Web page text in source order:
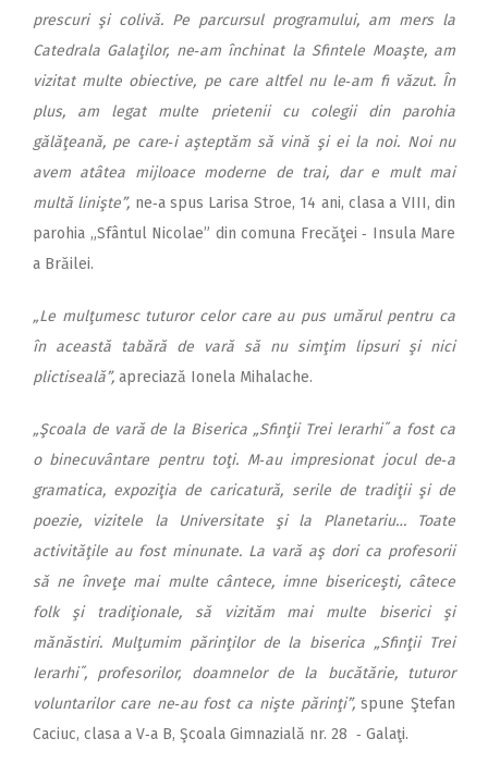
prescuri şi colivă. Pe parcursul programului, am mers la
Catedrala Galaţilor, ne‑am închinat la Sfintele Moaşte, am
vi­zitat multe obiective, pe care altfel nu le‑am fi văzut. În
plus, am legat multe prietenii cu colegii din parohia
gălăţeană, pe care‑i aşteptăm să vină şi ei la noi. Noi nu
avem atâtea mijloace moderne de trai, dar e mult mai
multă linişte”, ne‑a spus Larisa Stroe, 14 ani, clasa a VIII, din
parohia „Sfântul Nicolae” din comuna Frecăţei ‑ Insula Mare
a Brăilei.
„Le mulţumesc tuturor celor care au pus umărul pentru ca
în această tabără de vară să nu simţim lipsuri şi nici
plictiseală”, apreciază Ionela Mihalache.
„Şcoala de vară de la Biserica „Sfinţii Trei Ierarhi˝ a fost ca
o binecuvântare pentru toţi. M‑au impresionat jocul de‑a
gramatica, expoziţia de caricatură, serile de tradiţii şi de
poezie, vizitele la Universitate şi la Planetariu… Toate
activităţile au fost minunate. La vară aş dori ca profesorii
să ne înveţe mai multe cântece, imne bisericeşti, câtece
folk şi tradiţionale, să vizităm mai multe biserici şi
mănăstiri. Mulţumim părinţilor de la biserica „Sfinţii Trei
Ierarhi˝, profesorilor, doamnelor de la bucătărie, tuturor
voluntarilor care ne‑au fost ca nişte părinţi”,spune Ştefan
Caciuc, clasa a V‑a B, Şcoala Gimnazială nr. 28 ‑ Galaţi.